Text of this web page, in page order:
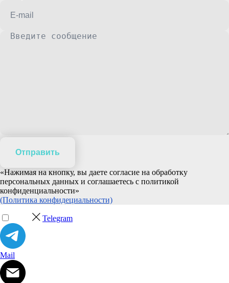
Отправить
«Нажимая на кнопку, вы даете согласие на обработку
персональных данных и соглашаетесь c политикой
конфиденциальности»
(Политика конфидециальности)
Telegram
Mail